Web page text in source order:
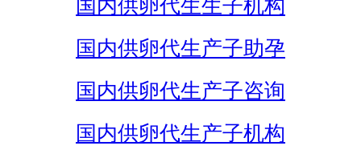
国内供卵代生生子机构
国内供卵代生产子助孕
国内供卵代生产子咨询
国内供卵代生产子机构